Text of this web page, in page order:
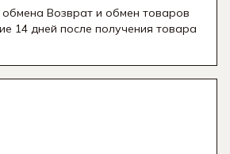
Возврат и обмен товаров
14 дней после получения товара